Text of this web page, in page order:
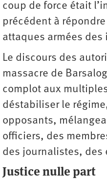
coup de force était
précédent à
attaques armées des
Le discours des
massacre de
complot aux
déstabiliser le
opposants,
officiers, des
des journalistes, des
Justice nulle part